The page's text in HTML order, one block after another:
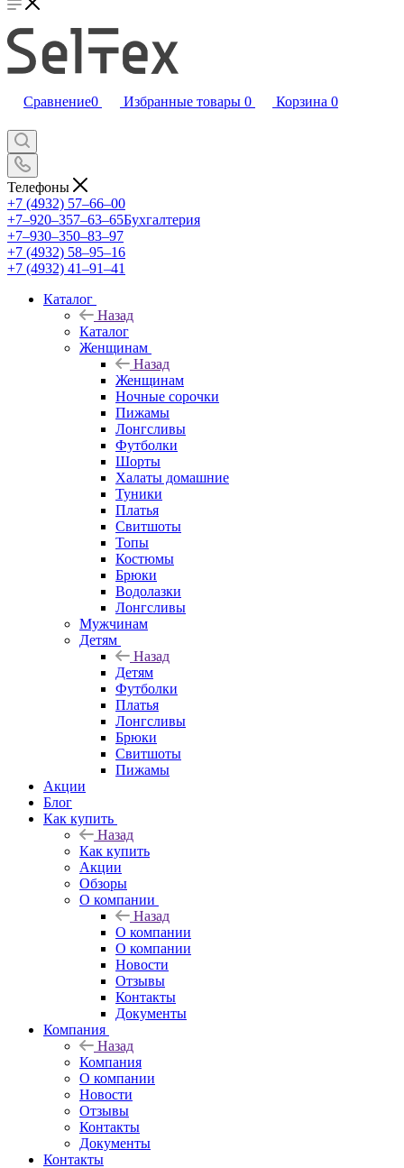
Сравнение0 Избранные товары 0 Корзина 0
Телефоны
+7 (4932) 57‒66‒00
+7‒920‒357‒63‒65Бухгалтерия
+7‒930‒350‒83‒97
+7 (4932) 58‒95‒16
+7 (4932) 41‒91‒41
Каталог
Назад
Каталог
Женщинам
Назад
Женщинам
Ночные сорочки
Пижамы
Лонгсливы
Футболки
Шорты
Халаты домашние
Туники
Платья
Свитшоты
Топы
Костюмы
Брюки
Водолазки
Лонгсливы
Мужчинам
Детям
Назад
Детям
Футболки
Платья
Лонгсливы
Брюки
Свитшоты
Пижамы
Акции
Блог
Как купить
Назад
Как купить
Акции
Обзоры
О компании
Назад
О компании
О компании
Новости
Отзывы
Контакты
Документы
Компания
Назад
Компания
О компании
Новости
Отзывы
Контакты
Документы
Контакты